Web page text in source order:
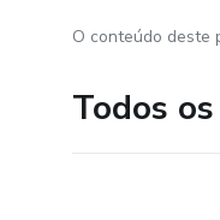
O conteúdo deste
Todos